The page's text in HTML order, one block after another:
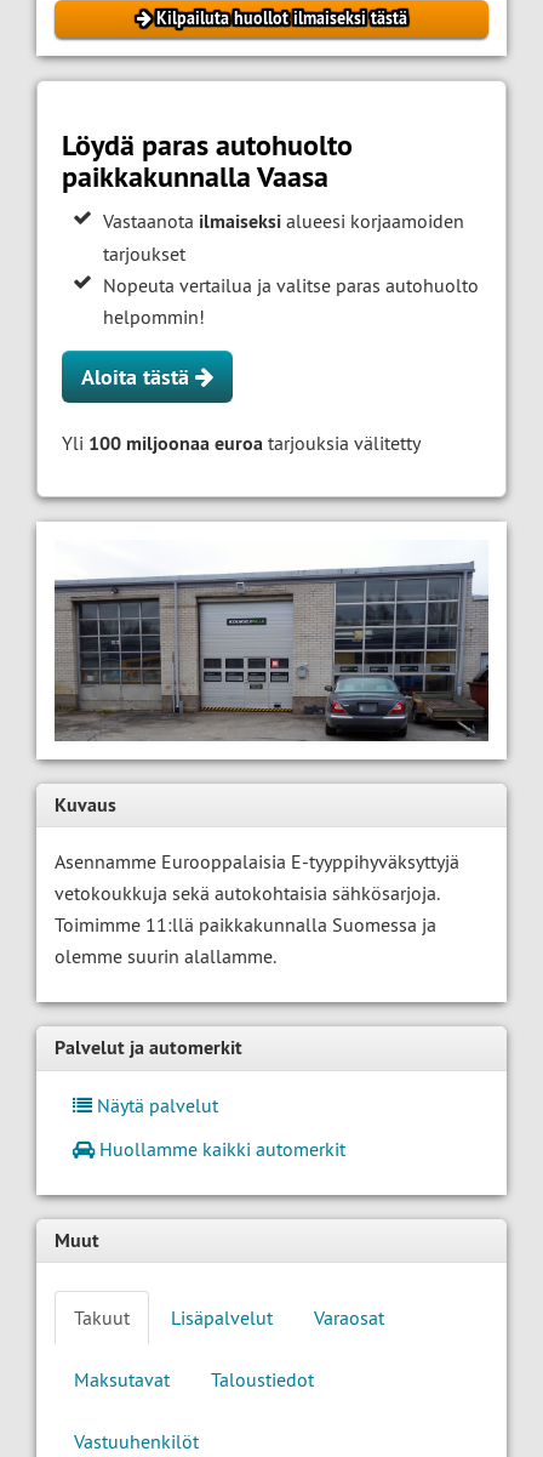
Kilpailuta huollot ilmaiseksi tästä
Löydä paras autohuolto
paikkakunnalla Vaasa
Vastaanota ilmaiseksi alueesi korjaamoiden
tarjoukset
Nopeuta vertailua ja valitse paras autohuolto
helpommin!
Aloita tästä
Yli 100 miljoonaa euroa tarjouksia välitetty
Kuvaus
Asennamme Eurooppalaisia E-tyyppihyväksyttyjä
vetokoukkuja sekä autokohtaisia sähkösarjoja.
Toimimme 11:llä paikkakunnalla Suomessa ja
olemme suurin alallamme.
Palvelut ja automerkit
Näytä palvelut
Huollamme kaikki automerkit
Muut
Takuut Lisäpalvelut Varaosat
Maksutavat Taloustiedot
Vastuuhenkilöt